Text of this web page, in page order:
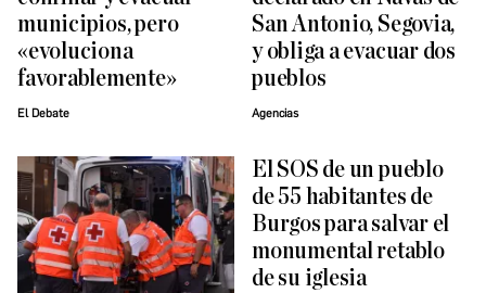
municipios, pero
«evoluciona
favorablemente»
El Debate
San Antonio, Segovia,
y obliga a evacuar dos
pueblos
Agencias
El SOS de un pueblo
de 55 habitantes de
Burgos para salvar el
monumental retablo
de su iglesia